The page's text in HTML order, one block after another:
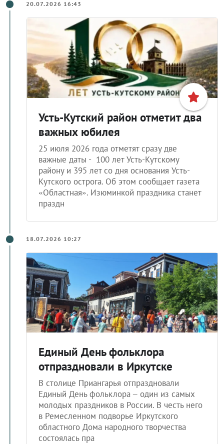
20.07.2026 16:43
Усть-Кутский район отметит два
важных юбилея
25 июля 2026 года отметят сразу две
важные даты - 100 лет Усть-Кутскому
району и 395 лет со дня основания Усть-
Кутского острога. Об этом сообщает газета
«Областная». Изюминкой праздника станет
праздн
18.07.2026 10:27
Единый День фольклора
отпраздновали в Иркутске
В столице Приангарья отпраздновали
Единый День фольклора – один из самых
молодых праздников в России. В честь него
в Ремесленном подворье Иркутского
областного Дома народного творчества
состоялась пра